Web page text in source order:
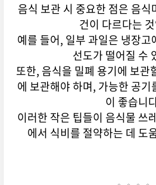
음식 보관 시 중요한 점은 음식
건이 다르다는
예를 들어, 일부 과일은 냉장고
선도가 떨어질 수
또한, 음식을 밀폐 용기에 보관
에 보관해야 하며, 가능한 공기
이 좋습니
이러한 작은 팁들이 음식물 쓰
에서 식비를 절약하는 데 도